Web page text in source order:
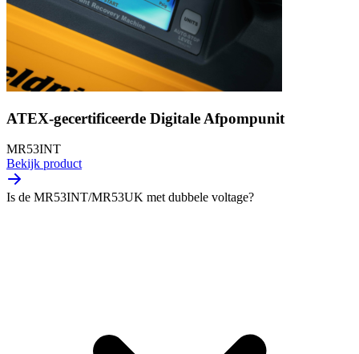
ATEX-gecertificeerde Digitale Afpompunit
MR53INT
Bekijk product
Is de MR53INT/MR53UK met dubbele voltage?